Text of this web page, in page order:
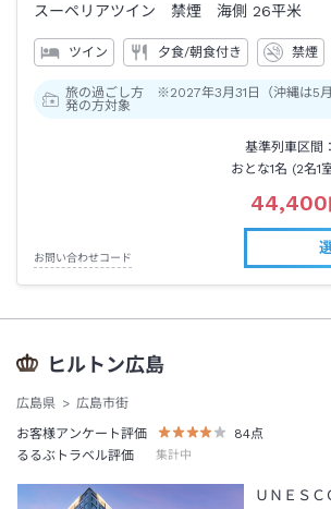
スーペリアツイン 禁煙 海側 26平米
ツイン 夕食/朝食付き 禁煙
旅の過ごし方 ※2027年3月31日（沖縄は5
発の方対象
基準列車区間
おとな1名 (2名1
44,400
お問い合わせコード
ヒルトン広島
広島県
広島市街
お客様アンケート評価
84点
るるぶトラベル評価
集計中
ＵＮＥＳＣ